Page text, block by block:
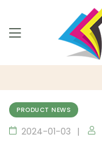
PRODUCT NEWS
2024-01-03